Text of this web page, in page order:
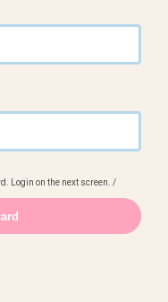
Login on the next screen. /